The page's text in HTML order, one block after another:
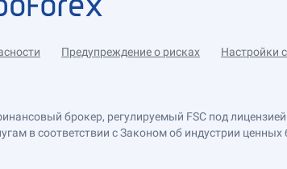
Предупреждение о рисках Настройки
брокер, регулируемый FSC под
в соответствии с Законом об индустрии ценных